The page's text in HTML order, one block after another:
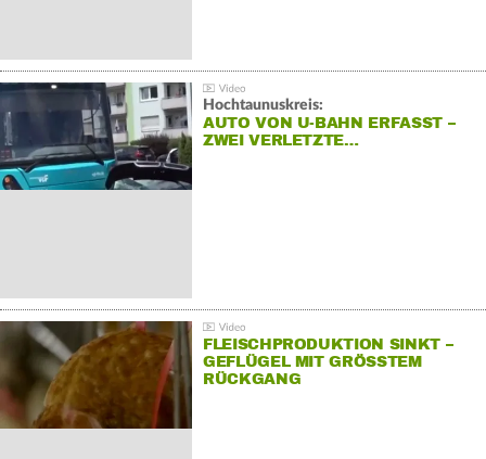
Hochtaunuskreis:
AUTO VON U-BAHN ERFASST –
ZWEI VERLETZTE…
FLEISCHPRODUKTION SINKT –
GEFLÜGEL MIT GRÖSSTEM R
ÜCKGANG